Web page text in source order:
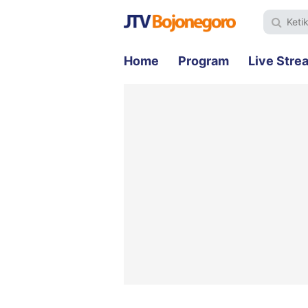
Home Program Live